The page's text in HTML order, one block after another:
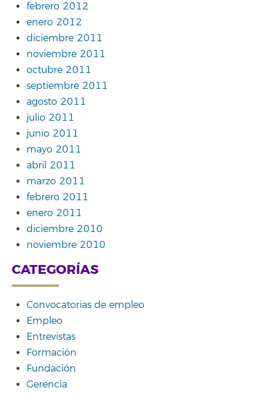
febrero 2012
enero 2012
diciembre 2011
noviembre 2011
octubre 2011
septiembre 2011
agosto 2011
julio 2011
junio 2011
mayo 2011
abril 2011
marzo 2011
febrero 2011
enero 2011
diciembre 2010
noviembre 2010
CATEGORÍAS
Convocatorias de empleo
Empleo
Entrevistas
Formación
Fundación
Gerencia